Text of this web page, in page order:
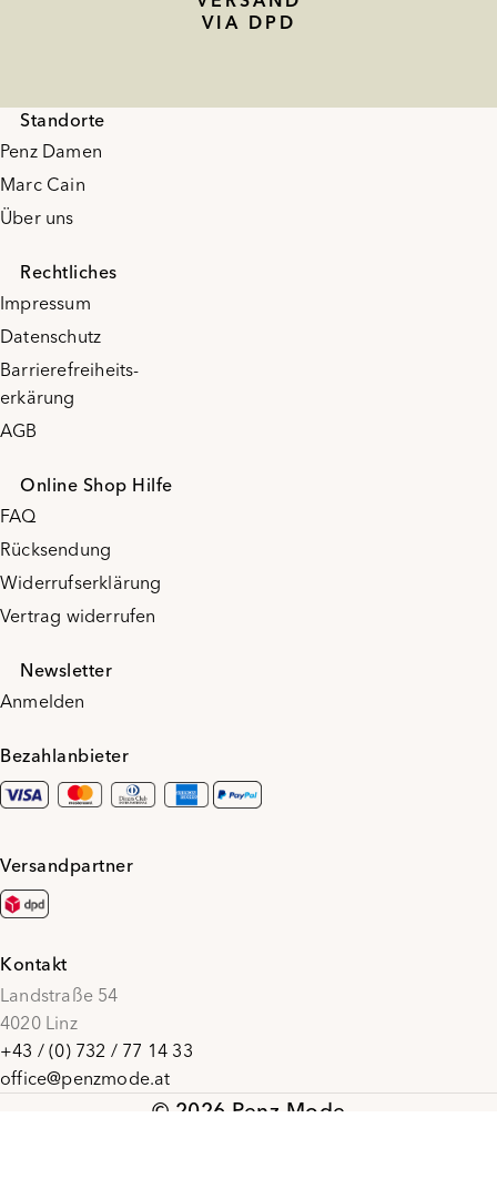
VIA DPD
Standorte
Penz Damen
Marc Cain
Über uns
Rechtliches
Impressum
Datenschutz
Barrierefreiheits-
erkärung
AGB
Online Shop Hilfe
FAQ
Rücksendung
Widerrufserklärung
Vertrag widerrufen
Newsletter
Anmelden
Bezahlanbieter
Versandpartner
Kontakt
Landstraße 54
4020 Linz
+43 / (0) 732 / 77 14 33
office@penzmode.at
© 2026 Penz Mode